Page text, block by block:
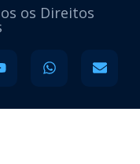
os Direitos